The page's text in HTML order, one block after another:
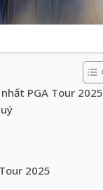
PGA Tour 2025
2025